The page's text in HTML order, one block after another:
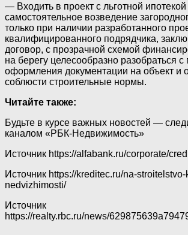
— Входить в проект с льготной ипотекой
самостоятельное возведение
только при наличии разработанного
квалифицированного подрядчика,
договор, с прозрачной схемой
на берегу целесообразно разобраться с
оформления документации на объект и
соблюсти строительные нормы.
Читайте также:
Будьте в курсе важных новостей —
каналом «РБК-Недвижимость»
Источник https://alfabank.ru/corporate/
Источник https://kreditec.ru/na-
nedvizhimosti/
Источник
https://realty.rbc.ru/news/